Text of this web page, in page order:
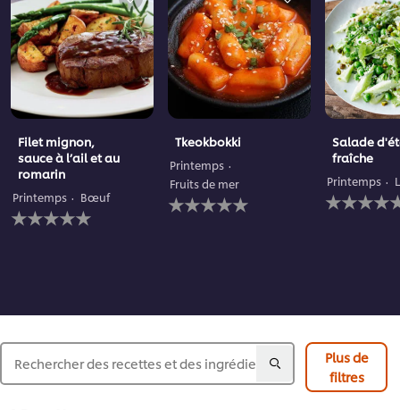
Filet mignon,
sauce à l’ail et au
romarin
Printemps Bœuf
Aucune
évaluation
Tkeokbokki
Printemps
Fruits de mer
Aucune
évaluation
Salade
fraîche
Printemps
Aucune
évaluation
Plus de
filtres